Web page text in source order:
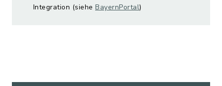
Integration (siehe BayernPortal)